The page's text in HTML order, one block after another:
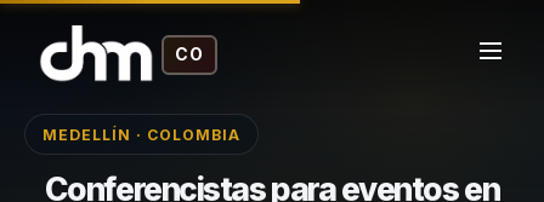
CO
MEDELLÍN · COLOMBIA
Conferencistas para eventos en